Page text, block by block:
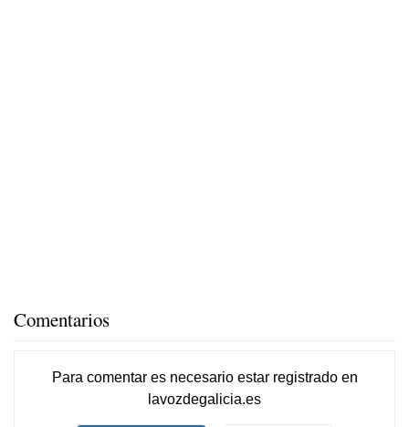
Comentarios
Para comentar es necesario estar registradoen
lavozdegalicia.es